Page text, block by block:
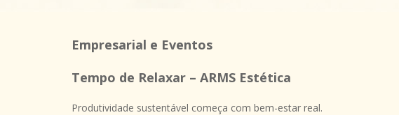
Empresarial e Eventos
Tempo de Relaxar – ARMS Estética
Produtividade sustentável começa com bem-estar real.